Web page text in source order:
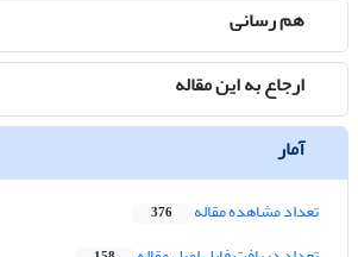
هم رسانی
ارجاع به این مقاله
آمار
تعداد مشاهده مقاله 376